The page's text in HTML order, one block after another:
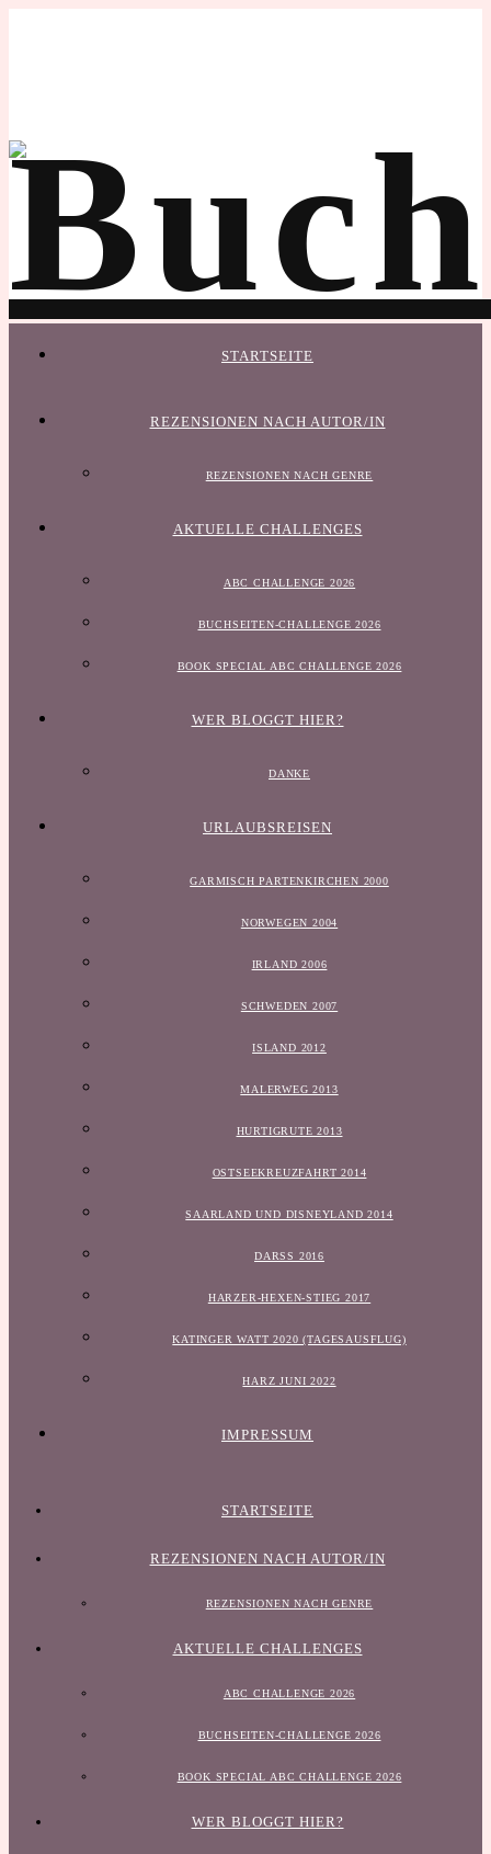
STARTSEITE
REZENSIONEN NACH AUTOR/IN
REZENSIONEN NACH GENRE
AKTUELLE CHALLENGES
ABC CHALLENGE 2026
BUCHSEITEN-CHALLENGE 2026
BOOK SPECIAL ABC CHALLENGE 2026
WER BLOGGT HIER?
DANKE
URLAUBSREISEN
GARMISCH PARTENKIRCHEN 2000
NORWEGEN 2004
IRLAND 2006
SCHWEDEN 2007
ISLAND 2012
MALERWEG 2013
HURTIGRUTE 2013
OSTSEEKREUZFAHRT 2014
SAARLAND UND DISNEYLAND 2014
DARSS 2016
HARZER-HEXEN-STIEG 2017
KATINGER WATT 2020 (TAGESAUSFLUG)
HARZ JUNI 2022
IMPRESSUM
STARTSEITE
REZENSIONEN NACH AUTOR/IN
REZENSIONEN NACH GENRE
AKTUELLE CHALLENGES
ABC CHALLENGE 2026
BUCHSEITEN-CHALLENGE 2026
BOOK SPECIAL ABC CHALLENGE 2026
WER BLOGGT HIER?